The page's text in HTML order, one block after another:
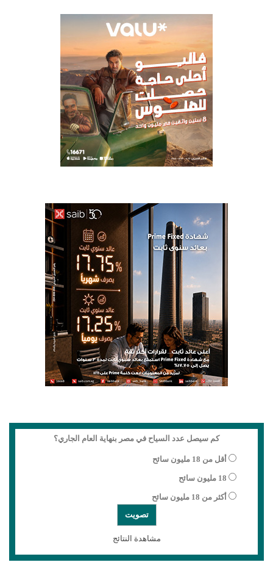
كم سيصل عدد السياح في مصر بنهاية العام الجاري؟
أقل من 18 مليون سائح
18 مليون سائح
أكثر من 18 مليون سائح
مشاهدة النتائج